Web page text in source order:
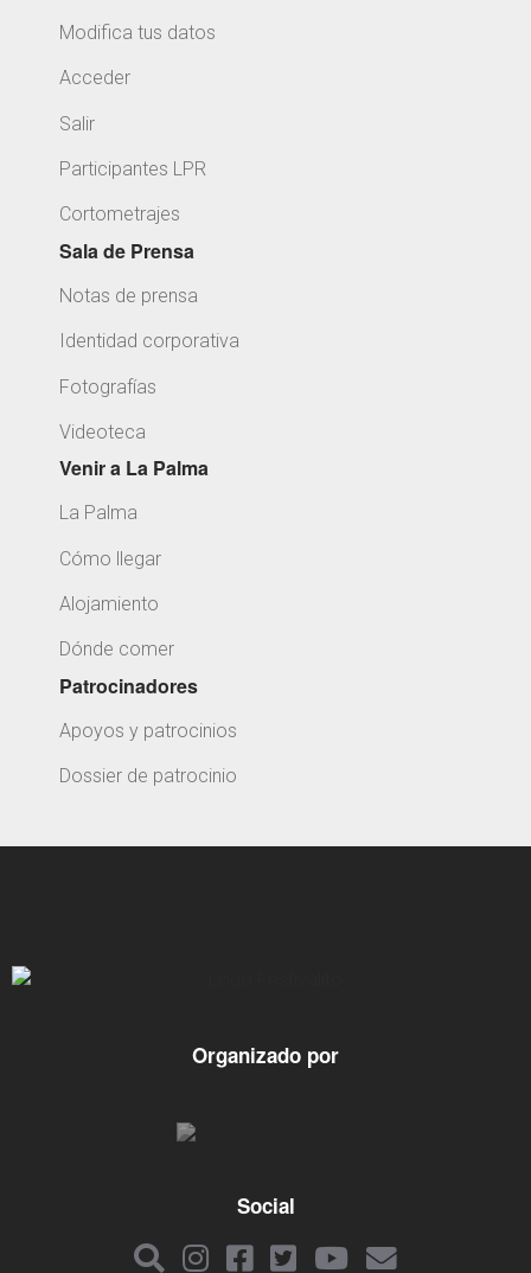
Modifica tus datos
Acceder
Salir
Participantes LPR
Cortometrajes
Sala de Prensa
Notas de prensa
Identidad corporativa
Fotografías
Videoteca
Venir a La Palma
La Palma
Cómo llegar
Alojamiento
Dónde comer
Patrocinadores
Apoyos y patrocinios
Dossier de patrocinio
Organizado por
Social